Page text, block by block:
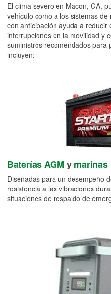
El clima severo en Macon, GA,
vehículo como a los sistemas
con anticipación ayuda a reducir
interrupciones en la movilidad y
suministros recomendados para
incluyen:
Baterías AGM y marinas
Diseñadas para un desempeño
resistencia a las vibraciones
situaciones de respaldo de